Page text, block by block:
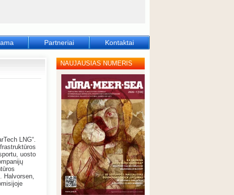
LNG“.
uosto
Halvorsen,
NAUJAUSIAS NUMERIS
Partneriai Kontaktai